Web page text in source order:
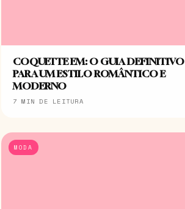
COQUETTE EM: O GUIA DEFINITIVO
PARA UM ESTILO ROMÂNTICO E
MODERNO
7 MIN DE LEITURA
MODA